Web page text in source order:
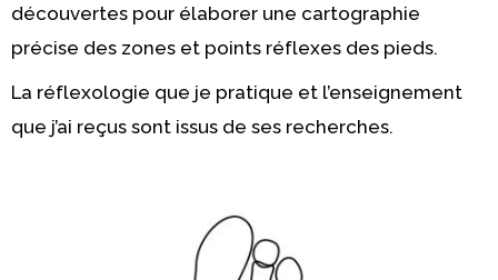
découvertes pour élaborer une cartographie
précise des zones et points réflexes des pieds.
La réflexologie que je pratique et l’enseignement
que j’ai reçus sont issus de ses recherches.